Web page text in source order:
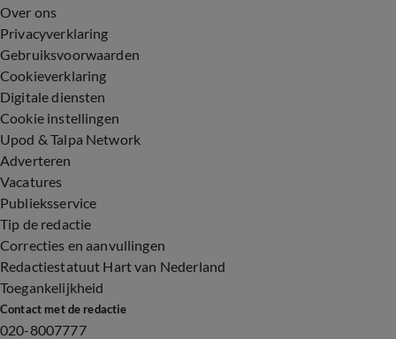
Over ons
Privacyverklaring
Gebruiksvoorwaarden
Cookieverklaring
Digitale diensten
Cookie instellingen
Upod & Talpa Network
Adverteren
Vacatures
Publieksservice
Tip de redactie
Correcties en aanvullingen
Redactiestatuut Hart van Nederland
Toegankelijkheid
Contact met de redactie
020-8007777